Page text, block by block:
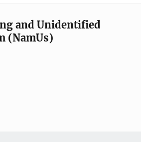
and Unidentified
(NamUs)